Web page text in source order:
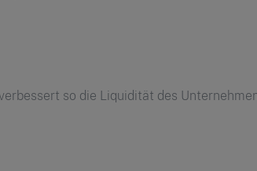
so die Liquidität des